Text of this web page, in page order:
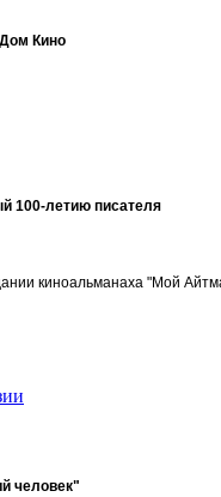
Кино
100-летию писателя
киноальманаха "Мой
человек"